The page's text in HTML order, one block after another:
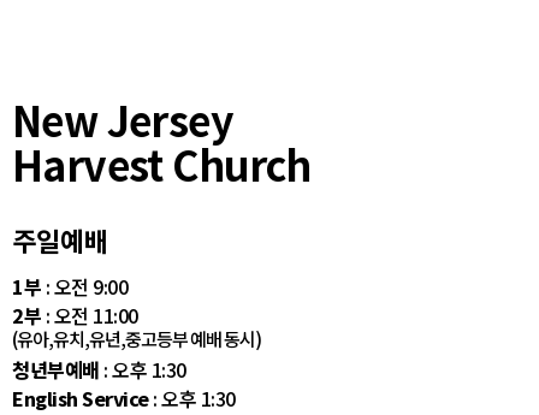
New Jersey
Harvest Church
주일예배
1부 : 오전 9:00
2부 : 오전 11:00
(유아,유치,유년,중고등부 예배 동시)
청년부예배 : 오후 1:30
English Service: 오후 1:30